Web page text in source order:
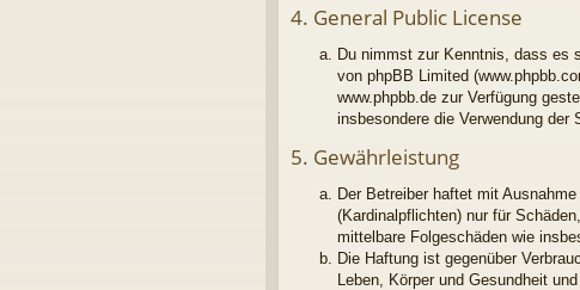
4. General Public License
Du nimmst zur Kenntnis, dass es
von phpBB Limited
www.phpbb.de zur Verfügung
insbesondere die Verwendung
5. Gewährleistung
Der Betreiber haftet mit
(Kardinalpflichten) nur für
mittelbare Folgeschäden wie
Die Haftung ist gegenüber
Leben, Körper und Gesundheit